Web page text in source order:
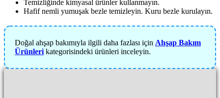
Temizliğinde kimyasal ürünler kullanmayın.
Hafif nemli yumuşak bezle temizleyin. Kuru bezle kurulayın.
Doğal ahşap bakımıyla ilgili daha fazlası için Ahşap Bakım
Ürünleri kategorisindeki ürünleri inceleyin.